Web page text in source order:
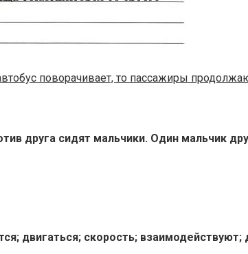
поворачивает, то пассажиры
друга сидят мальчики. Один мальчик
двигаться; скорость; взаимодействуют;